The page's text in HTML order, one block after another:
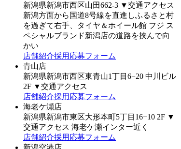
新潟県新潟市西区山田662-3 ▼交通アクセス
新潟方面から国道8号線を直進しふるさと村
を過ぎて右手、タイヤ＆ホイール館 フジ ス
ペシャルブランド新潟店の道路を挟んで向
かい
店舗紹介採用応募フォーム
青山店
新潟県新潟市西区東青山1丁目6−20 中川ビル
2F ▼交通アクセス
店舗紹介採用応募フォーム
海老ケ瀬店
新潟県新潟市東区大形本町5丁目16−10 2F ▼
交通アクセス 海老ケ瀬インター近く
店舗紹介採用応募フォーム
新潟空港店